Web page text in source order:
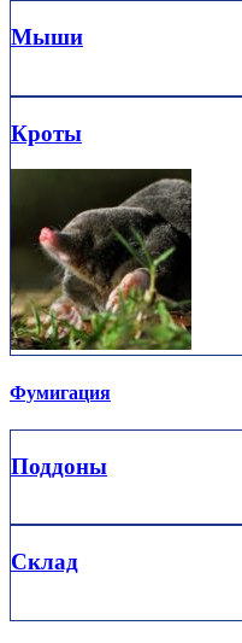
Мыши
Кроты
Фумигация
Поддоны
Склад